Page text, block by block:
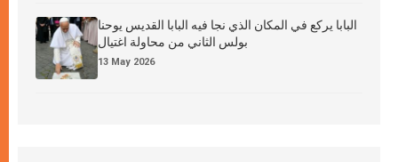
البابا يركع في المكان الذي نجا فيه البابا القديس يوحنا
بولس الثاني من محاولة اغتيال
13 May 2026